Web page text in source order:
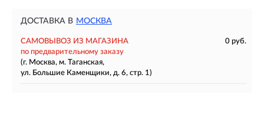
ДОСТАВКА В МОСКВА
САМОВЫВОЗ ИЗ МАГАЗИНА
0 руб.
по предварительному заказу
(г. Москва, м. Таганская,
ул. Большие Каменщики, д. 6, стр. 1)